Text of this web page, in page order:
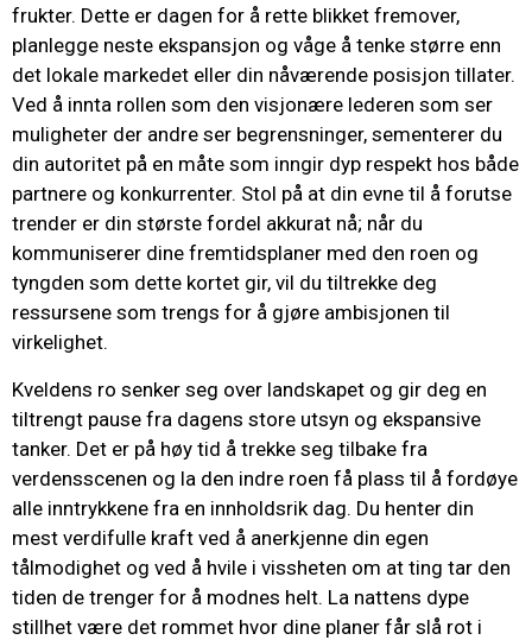
frukter. Dette er dagen for å rette blikket fremover,
planlegge neste ekspansjon og våge å tenke større enn
det lokale markedet eller din nåværende posisjon tillater.
Ved å innta rollen som den visjonære lederen som ser
muligheter der andre ser begrensninger, sementerer du
din autoritet på en måte som inngir dyp respekt hos både
partnere og konkurrenter. Stol på at din evne til å forutse
trender er din største fordel akkurat nå; når du
kommuniserer dine fremtidsplaner med den roen og
tyngden som dette kortet gir, vil du tiltrekke deg
ressursene som trengs for å gjøre ambisjonen til
virkelighet.
Kveldens ro senker seg over landskapet og gir deg en
tiltrengt pause fra dagens store utsyn og ekspansive
tanker. Det er på høy tid å trekke seg tilbake fra
verdensscenen og la den indre roen få plass til å fordøye
alle inntrykkene fra en innholdsrik dag. Du henter din
mest verdifulle kraft ved å anerkjenne din egen
tålmodighet og ved å hvile i vissheten om at ting tar den
tiden de trenger for å modnes helt. La nattens dype
stillhet være det rommet hvor dine planer får slå rot i